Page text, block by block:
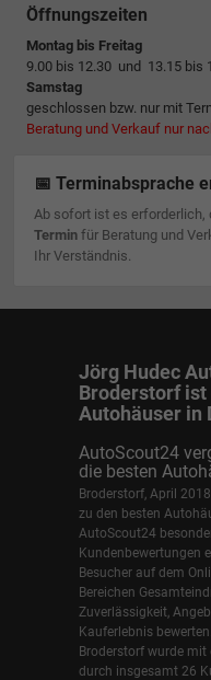
Öffnungszeiten
Montag bis Freitag
9.00 bis 12.30 und 13.15 bis
Samstag
geschlossen bzw. nur mit
Beratung und Verkauf nur
📅 Terminabsprache
Ab sofort ist es erforderlich,
Terminfür Beratung und
Ihr Verständnis.
Jörg Hudec
Broderstorf ist
Autohäuser in
AutoScout24
die besten
Broderstorf, April
zu den besten
AutoScout24
Kundenbewertungen
Besucher auf dem
Bereichen
Zuverlässigkeit,
Kauferlebnis
Broderstorf wurde
durch insgesamt 26